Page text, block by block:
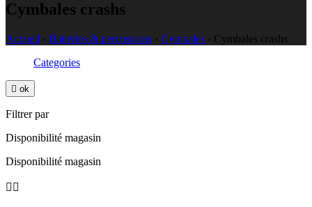
Cymbales crashs
Accueil › Batteries & percussions › Cymbales › Cymbales crashs
Categories
 ok
Filtrer par
Disponibilité magasin
Disponibilité magasin
 